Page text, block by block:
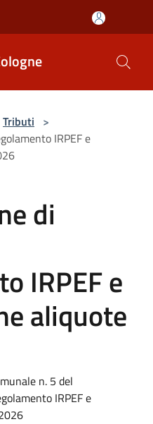
Tributi >
IRPEF e
di
IRPEF e
aliquote
n. 5 del
IRPEF e